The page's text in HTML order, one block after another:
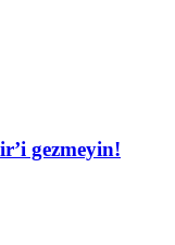
gezmeyin!